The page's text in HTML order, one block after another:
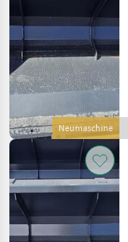
AKTUELLER
Bautechnik
Baumaschinen
Und
Loeffel
KATEGORIE
WÄHLEN
BIG
Zurücksetzen
Neumaschine